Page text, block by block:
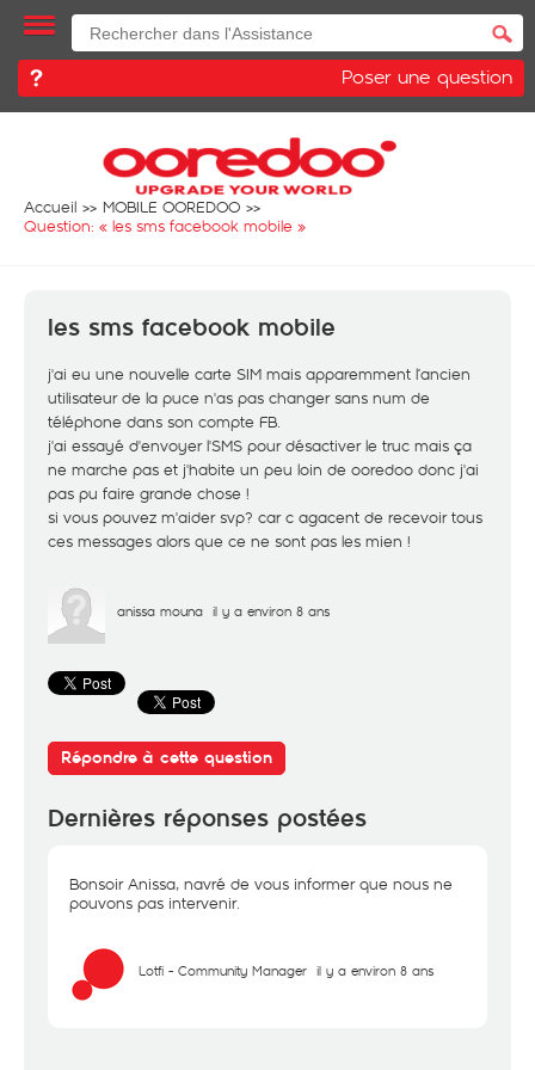
Poser une question
Accueil
MOBILE OOREDOO
Question: « les sms facebook mobile »
les sms facebook mobile
j'ai eu une nouvelle carte SIM mais apparemment l’ancien
utilisateur de la puce n'as pas changer sans num de
téléphone dans son compte FB.
j'ai essayé d'envoyer l'SMS pour désactiver le truc mais ça
ne marche pas et j'habite un peu loin de ooredoo donc j'ai
pas pu faire grande chose !
si vous pouvez m'aider svp? car c agacent de recevoir tous
ces messages alors que ce ne sont pas les mien !
anissa mouna il y a environ 8 ans
Répondre à cette question
Dernières réponses postées
Bonsoir Anissa, navré de vous informer que nous ne
pouvons pas intervenir.
Lotfi - Community Manager il y a environ 8 ans